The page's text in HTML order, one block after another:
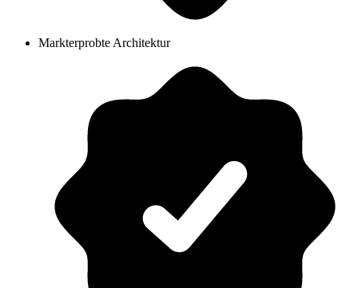
Markterprobte Architektur